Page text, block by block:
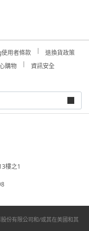
用者條款
退換貨政策
購物
資訊安全
樓之1
份有限公司和/或其在美國和其